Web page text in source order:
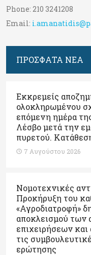
Phone: 210 3241208
Email:
ΠΡΟΣΦΑΤΑ ΝΕΑ
Εκκρεμείς
ολοκληρωμένου
επόμενη ημέρα
Λέσβο μετά την
πυρετού.
7 Αυγούστου 2026
Νομοτεχνικές
Προκήρυξη του
«Αγροδιατροφή»
αποκλεισμού των
επιχειρήσεων
τις
ερώτησης